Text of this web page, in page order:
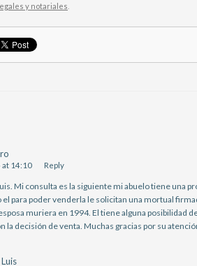
y notariales
at 14:10 Reply
Mi consulta es la siguiente mi abuelo tiene una
para poder venderla le solicitan una mortual
muriera en 1994. El tiene alguna posibilidad
la decisión de venta. Muchas gracias por su
Luis